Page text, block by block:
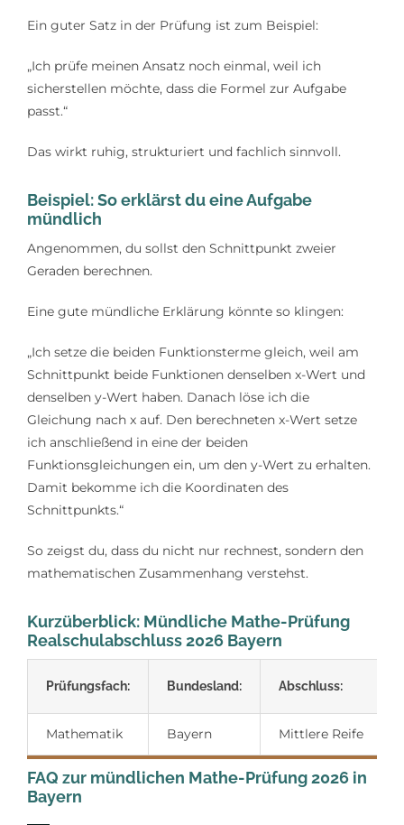
Ein guter Satz in der Prüfung ist zum Beispiel:
„Ich prüfe meinen Ansatz noch einmal, weil ich
sicherstellen möchte, dass die Formel zur Aufgabe
passt.“
Das wirkt ruhig, strukturiert und fachlich sinnvoll.
Beispiel: So erklärst du eine Aufgabe
mündlich
Angenommen, du sollst den Schnittpunkt zweier
Geraden berechnen.
Eine gute mündliche Erklärung könnte so klingen:
„Ich setze die beiden Funktionsterme gleich, weil am
Schnittpunkt beide Funktionen denselben x-Wert und
denselben y-Wert haben. Danach löse ich die
Gleichung nach x auf. Den berechneten x-Wert setze
ich anschließend in eine der beiden
Funktionsgleichungen ein, um den y-Wert zu erhalten.
Damit bekomme ich die Koordinaten des
Schnittpunkts.“
So zeigst du, dass du nicht nur rechnest, sondern den
mathematischen Zusammenhang verstehst.
Kurzüberblick: Mündliche Mathe-Prüfung
Realschulabschluss 2026 Bayern
Prüfungsfach: Bundesland: Abschluss:
Mathematik Bayern Mittlere Reife
FAQ zur mündlichen Mathe-Prüfung 2026 in
Bayern